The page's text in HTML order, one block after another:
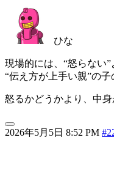
2026年5月5日 8:52 PM
ひな
現場的には、“怒らない”
“伝え方が上手い親”の子
怒るかどうかより、中身